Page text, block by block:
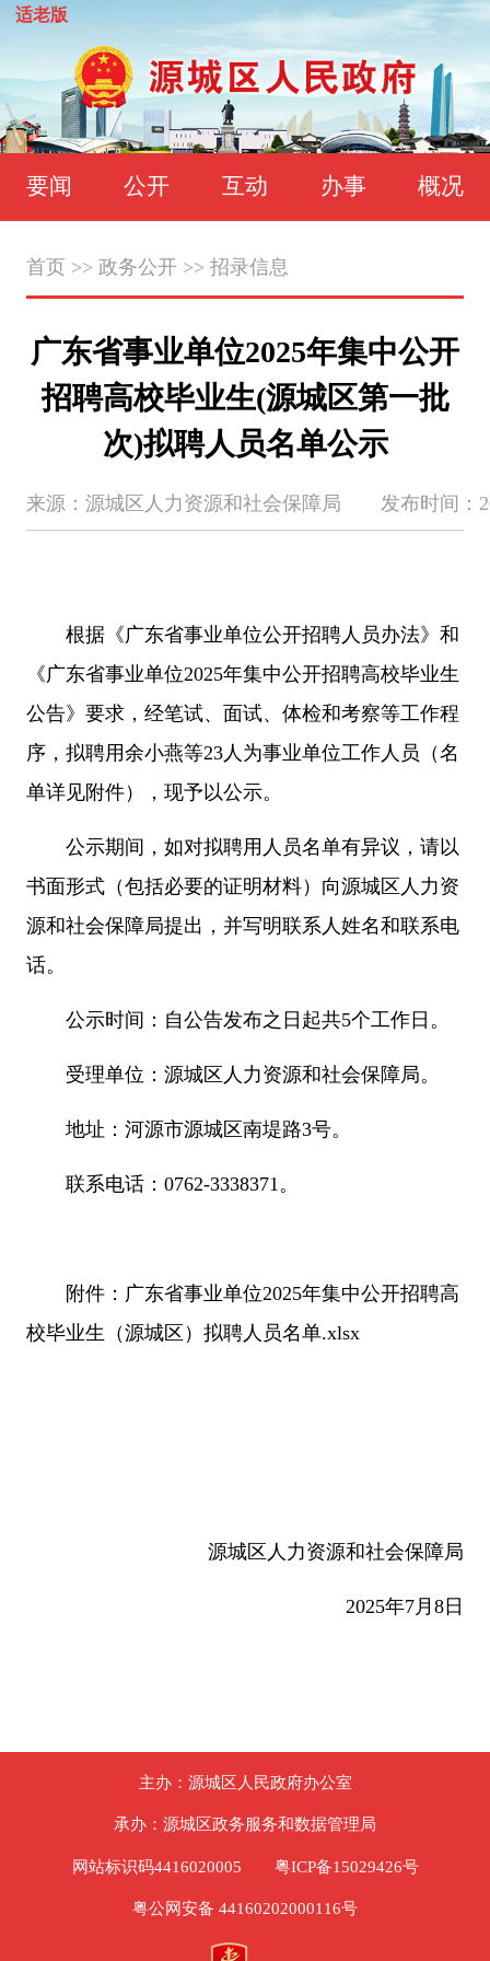
适老版
要闻 公开 互动 办事 概况
首页 >> 政务公开>> 招录信息
广东省事业单位2025年集中公开
招聘高校毕业生(源城区第一批
次)拟聘人员名单公示
来源：源城区人力资源和社会保障局 发布时间：
根据《广东省事业单位公开招聘人员办法》和
《广东省事业单位2025年集中公开招聘高校毕业生
公告》要求，经笔试、面试、体检和考察等工作程
序，拟聘用余小燕等23人为事业单位工作人员（名
单详见附件），现予以公示。
公示期间，如对拟聘用人员名单有异议，请以
书面形式（包括必要的证明材料）向源城区人力资
源和社会保障局提出，并写明联系人姓名和联系电
话。
公示时间：自公告发布之日起共5个工作日。
受理单位：源城区人力资源和社会保障局。
地址：河源市源城区南堤路3号。
联系电话：0762-3338371。
附件： 广东省事业单位2025年集中公开招聘高
校毕业生（源城区）拟聘人员名单.xlsx
源城区人力资源和社会保障局
2025年7月8日
主办：源城区人民政府办公室
承办：源城区政务服务和数据管理局
网站标识码4416020005 粤ICP备15029426号
粤公网安备 44160202000116号